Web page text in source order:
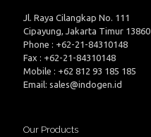
Jl. Raya Cilangkap No. 111
Cipayung, Jakarta Timur 13860
Phone : +62-21-84310148
Fax : +62-21-84310148
Mobile : +62 812 93 185 185
Email: sales@indogen.id
Our Products